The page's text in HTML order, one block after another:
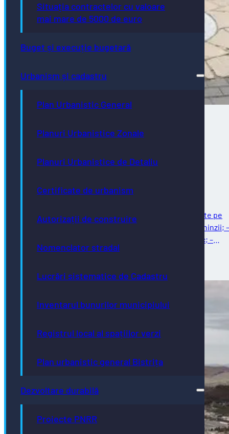
Situația contractelor cu valoare
mai mare de 5000 de euro
Buget și execuție bugetară
Urbanism și cadastru
Plan Urbanistic General
Planuri Urbanistice Zonale
Planuri Urbanistice de Detaliu
Certificate de urbanism
Autorizații de construire
Nomenclator stradal
Lucrări sistematice de Cadastru
Inventarul bunurilor municipiului
Registrul local al spațiilor verzi
Plan urbanistic general Bistrița
Dezvoltare durabilă
Proiecte PNRR
intervenții programate în săptămâna
02.08.2026 – 07.08.2026
Întreținere străzi Reparații curente: – reparații curente pe
strada Ghinzii; – amenajare parcare la sol pe strada Ghinzii; –
îndreptat și remontat stâlpi din fontă, beton și plastic; –
reparații…